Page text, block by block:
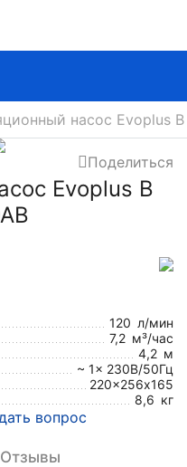
насос Evoplus
Поделиться
Evoplus B
120 л/мин
7,2 м³/час
4,2 м
~ 1x 230В/50Гц
220x256х165
8,6 кг
вопрос
Отзывы